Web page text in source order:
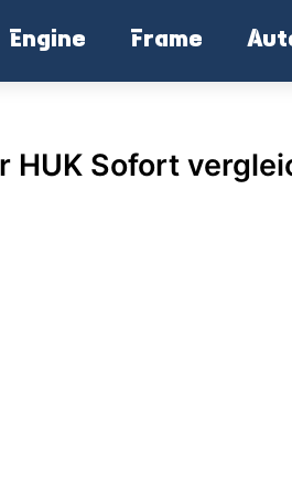
Engine Frame
HUK Sofort